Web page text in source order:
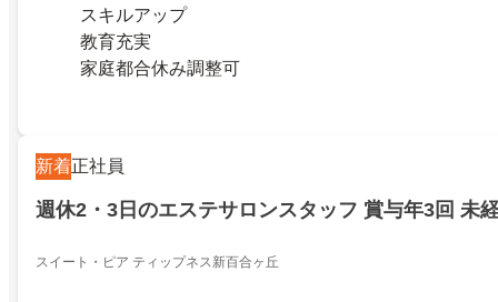
スキルアップ
教育充実
家庭都合休み調整可
新着正社員
週休2・3日のエステサロンスタッフ 賞与年3回 未
スイート・ピア ティップネス新百合ヶ丘